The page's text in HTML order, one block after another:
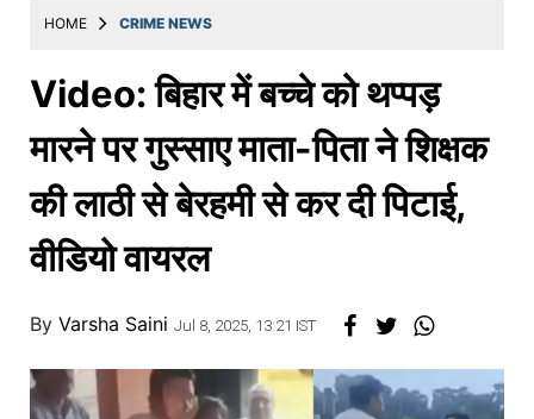
मराठी
मनोरंजन
स्पोर्ट्स
बिझनेस
लाईफस्टाईल
ट्रॅव्हल
HOME CRIME NEWS
Video: बिहार में बच्चे को थप्पड़
मारने पर गुस्साए माता-पिता ने शिक्षक
की लाठी से बेरहमी से कर दी पिटाई,
वीडियो वायरल
By Varsha Saini Jul 8, 2025, 13:21 IST